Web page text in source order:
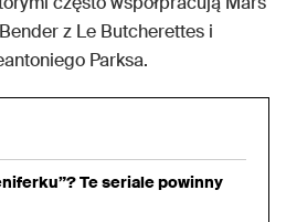
z Le Butcherettes i
Parksa.
Te seriale powinny